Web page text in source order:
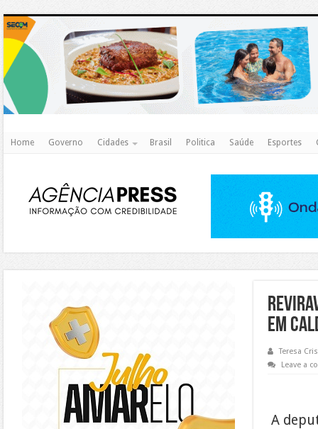
Home Governo Cidades Brasil Politica Saúde Esportes
em
Teresa
Leave a
A